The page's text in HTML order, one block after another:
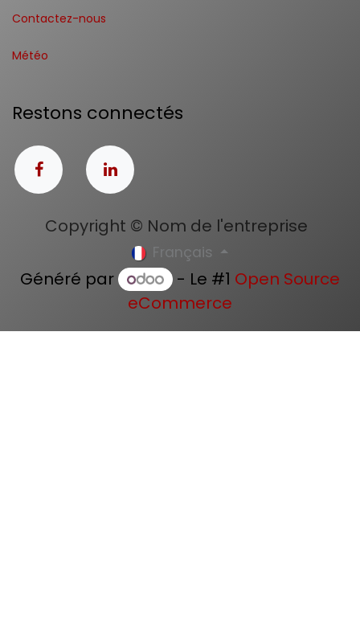
Contactez-nous
Météo
Restons connectés
Copyright © Nom de l'entreprise
Français
Généré par - Le #1 Open Source
eCommerce